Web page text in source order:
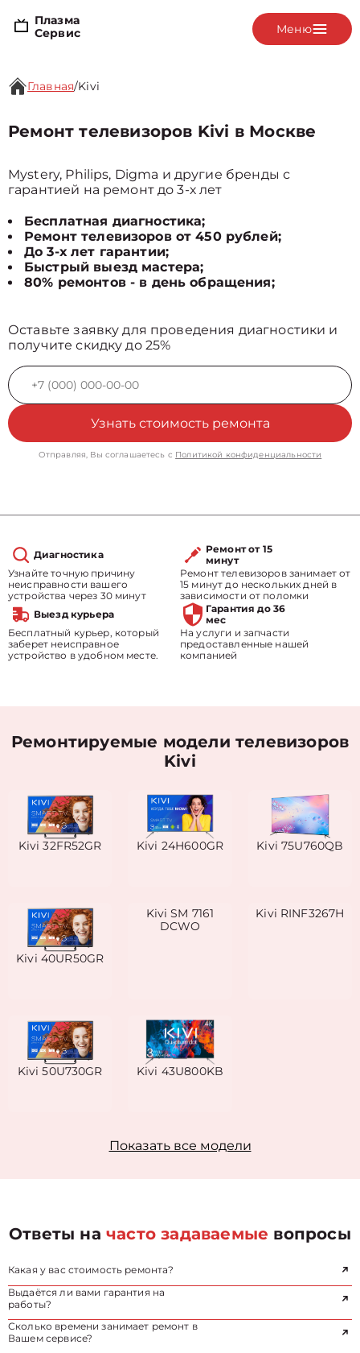
Плазма
Сервис
Меню
Главная/Kivi
Ремонт телевизоров Kivi в Москве
Mystery, Philips, Digma и другие бренды с
гарантией на ремонт до 3-х лет
Бесплатная диагностика;
Ремонт телевизоров от 450 рублей;
До 3-х лет гарантии;
Быстрый выезд мастера;
80% ремонтов - в день обращения;
Оставьте заявку для проведения диагностики и
получите скидку до 25%
Узнать стоимость ремонта
Отправляя, Вы соглашаетесь с Политикой конфиденциальности
Диагностика
Узнайте точную причину
неисправности вашего
устройства через 30 минут
Ремонт от 15
минут
Ремонт телевизоров занимает от
15 минут до нескольких дней в
зависимости от поломки
Выезд курьера
Бесплатный курьер, который
заберет неисправное
устройство в удобном месте.
Гарантия до 36
мес
На услуги и запчасти
предоставленные нашей
компанией
Ремонтируемые модели телевизоров
Kivi
Kivi 32FR52GR Kivi 24H600GR Kivi 75U760QB
Kivi 40UR50GR
Kivi SM 7161
DCWO
Kivi RINF3267H
Kivi 50U730GR Kivi 43U800KB
Показать все модели
Ответы начасто задаваемые вопросы
Какая у вас стоимость ремонта?
Выдаётся ли вами гарантия на
работы?
Сколько времени занимает ремонт в
Вашем сервисе?